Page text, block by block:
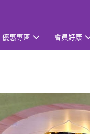
優惠專區 會員好康